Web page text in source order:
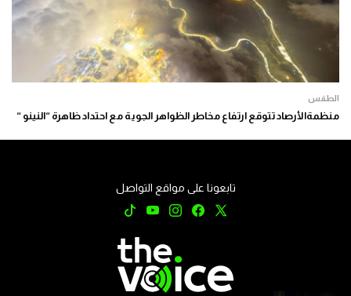
الطقس
منظمةالأرصاد تتوقع ارتفاع مخاطر الظواهر الجوية مع احتداد ظاهرة “النينو “
تابعونا على مواقع التواصل